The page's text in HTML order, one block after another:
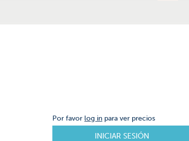
Por favor log in para ver precios
INICIAR SESIÓN